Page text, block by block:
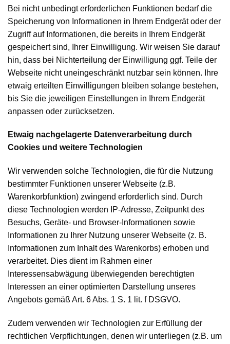
Bei nicht unbedingt erforderlichen Funktionen bedarf die
Speicherung von Informationen in Ihrem Endgerät oder der
Zugriff auf Informationen, die bereits in Ihrem Endgerät
gespeichert sind, Ihrer Einwilligung. Wir weisen Sie darauf
hin, dass bei Nichterteilung der Einwilligung ggf. Teile der
Webseite nicht uneingeschränkt nutzbar sein können. Ihre
etwaig erteilten Einwilligungen bleiben solange bestehen,
bis Sie die jeweiligen Einstellungen in Ihrem Endgerät
anpassen oder zurücksetzen.
Etwaig nachgelagerte Datenverarbeitung durch
Cookies und weitere Technologien
Wir verwenden solche Technologien, die für die Nutzung
bestimmter Funktionen unserer Webseite (z.B.
Warenkorbfunktion) zwingend erforderlich sind. Durch
diese Technologien werden IP-Adresse, Zeitpunkt des
Besuchs, Geräte- und Browser-Informationen sowie
Informationen zu Ihrer Nutzung unserer Webseite (z. B.
Informationen zum Inhalt des Warenkorbs) erhoben und
verarbeitet. Dies dient im Rahmen einer
Interessensabwägung überwiegenden berechtigten
Interessen an einer optimierten Darstellung unseres
Angebots gemäß Art. 6 Abs. 1 S. 1 lit. f DSGVO.
Zudem verwenden wir Technologien zur Erfüllung der
rechtlichen Verpflichtungen, denen wir unterliegen (z.B. um